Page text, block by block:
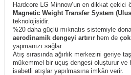
Hardcore LG Minnow’un en dikkat çekici
Magnetic Weight Transfer System
teknolojisidir.
%20 daha güçlü mıknatıs sistemiyle
aerodinamik dengeyi artırır hem de
yapmanızı sağlar.
Atış sırasında ağırlık merkezini geriye
mükemmel bir uçuş dengesi oluşturur ve
isabetli atışlar yapılmasına imkân verir.